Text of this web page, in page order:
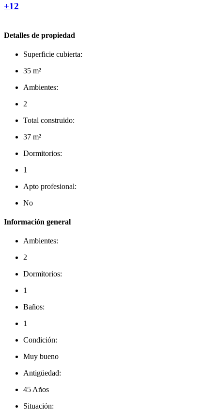
+12
Detalles de propiedad
Superficie cubierta:
35 m²
Ambientes:
2
Total construido:
37 m²
Dormitorios:
1
Apto profesional:
No
Información general
Ambientes:
2
Dormitorios:
1
Baños:
1
Condición:
Muy bueno
Antigüedad:
45 Años
Situación: